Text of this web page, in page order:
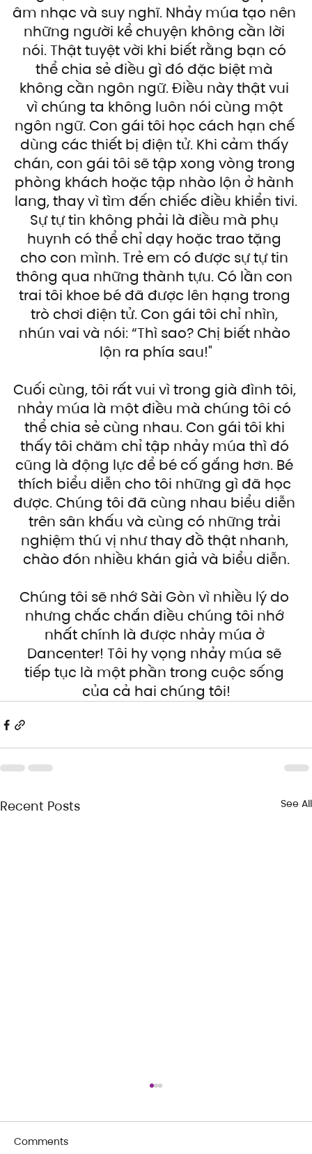
âm nhạc và suy nghĩ. Nhảy múa tạo nên
những người kể chuyện không cần lời
nói. Thật tuyệt vời khi biết rằng bạn có
thể chia sẻ điều gì đó đặc biệt mà
không cần ngôn ngữ. Điều này thật vui
vì chúng ta không luôn nói cùng một
ngôn ngữ. Con gái tôi học cách hạn chế
dùng các thiết bị điện tử. Khi cảm thấy
chán, con gái tôi sẽ tập xong vòng trong
phòng khách hoặc tập nhào lộn ở hành
lang, thay vì tìm đến chiếc điều khiển tivi.
Sự tự tin không phải là điều mà phụ
huynh có thể chỉ dạy hoặc trao tặng
cho con mình. Trẻ em có được sự tự tin
thông qua những thành tựu. Có lần con
trai tôi khoe bé đã được lên hạng trong
trò chơi điện tử. Con gái tôi chỉ nhìn,
nhún vai và nói: “Thì sao? Chị biết nhào
lộn ra phía sau!"
Cuối cùng, tôi rất vui vì trong già đình tôi,
nhảy múa là một điều mà chúng tôi có
thể chia sẻ cùng nhau. Con gái tôi khi
thấy tôi chăm chỉ tập nhảy múa thì đó
cũng là động lực để bé cố gắng hơn. Bé
thích biểu diễn cho tôi những gì đã học
được. Chúng tôi đã cùng nhau biểu diễn
trên sân khấu và cùng có những trải
nghiệm thú vị như thay đồ thật nhanh,
chào đón nhiều khán giả và biểu diễn.
Chúng tôi sẽ nhớ Sài Gòn vì nhiều lý do
nhưng chắc chắn điều chúng tôi nhớ
nhất chính là được nhảy múa ở
Dancenter! Tôi hy vọng nhảy múa sẽ
tiếp tục là một phần trong cuộc sống
của cả hai chúng tôi!
Recent Posts See All
Comments